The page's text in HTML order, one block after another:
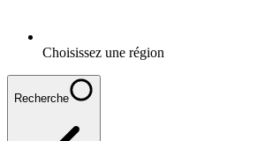
Choisissez une région
Recherche